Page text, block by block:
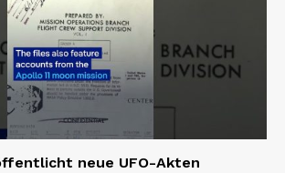
neue UFO-Akten